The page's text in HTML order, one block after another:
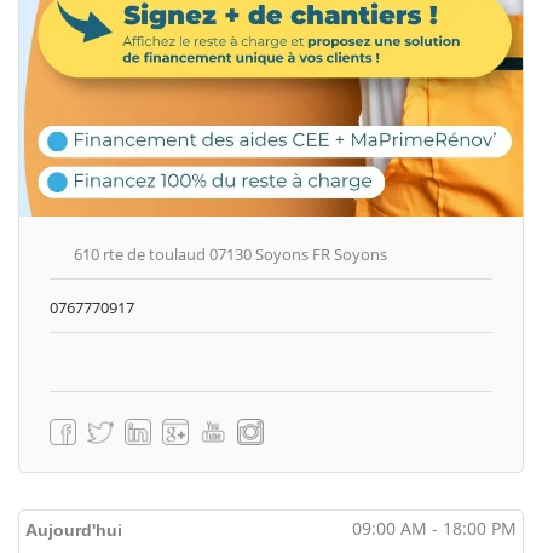
610 rte de toulaud 07130 Soyons FR Soyons
0767770917
Aujourd'hui 09:00 AM - 18:00 PM